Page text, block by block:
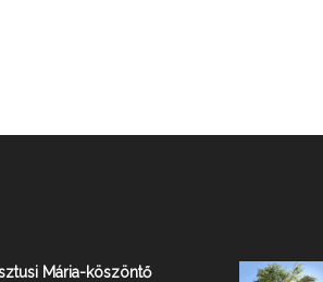
Mária-köszöntő